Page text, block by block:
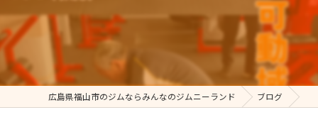
広島県福山市のジムならみんなのジムニーランド ブログ